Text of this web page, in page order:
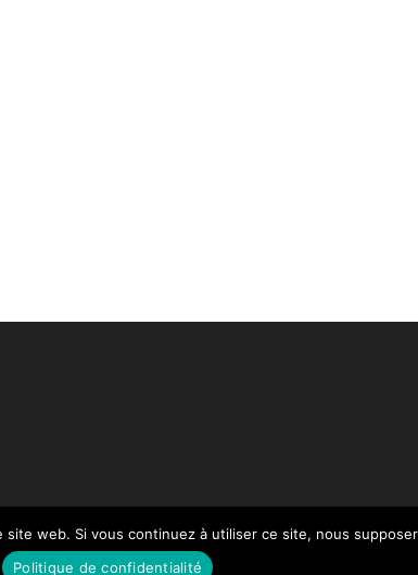
Contact Notre Catalogue Politique de
web. Si vous continuez à utiliser ce site, nous
Politique de confidentialité